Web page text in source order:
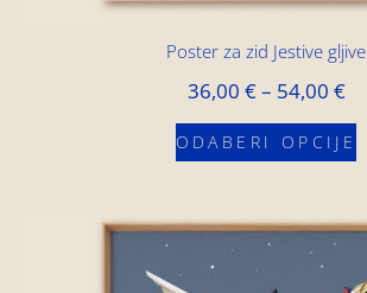
Poster za zid Jestive gljive
36,00 €– 54,00 €
ODABERI OPCIJE